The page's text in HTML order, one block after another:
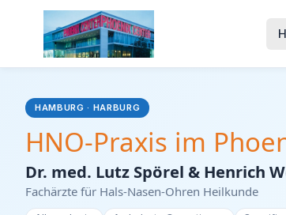
HAMBURG · HARBURG
HNO-Praxis im
Dr. med. Lutz Spörel & Henrich
Fachärzte für Hals-Nasen-Ohren Heilkunde